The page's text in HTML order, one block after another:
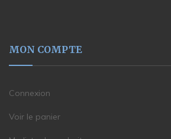
MON COMPTE
Connexion
Voir le panier